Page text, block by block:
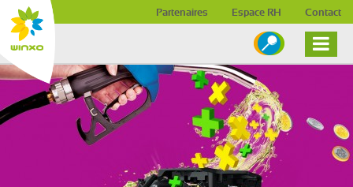
Contact
Espace RH
Partenaires
Skip to content